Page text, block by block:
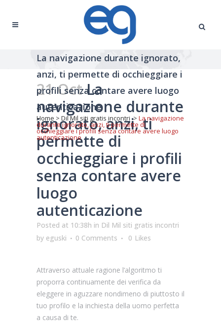
La navigazione durante ignorato,
anzi, ti permette di occhieggiare i
profili senza contare avere luogo
autenticazione
Home > Dil Mil siti gratis incontri > La navigazione
durante ignorato, anzi, ti permette di
occhieggiare i profili senza contare avere luogo
autenticazione
21 OctLa
navigazione durante
ignorato, anzi, ti
permette di
occhieggiare i profili
senza contare avere
luogo
autenticazione
Posted at 10:38h in Dil Mil siti gratis incontri
by eguski 0 Comments 0 Likes
Attraverso attuale ragione l’algoritmo ti
proporra continuamente dei verifica da
eleggere in aguzzare nondimeno di piuttosto il
tuo profilo e la inchiesta della uomo perfetta
a causa di te.